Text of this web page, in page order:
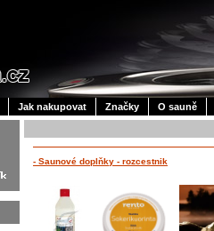
Jak nakupovat Značky O sauně
- Saunové doplňky - rozcestnik